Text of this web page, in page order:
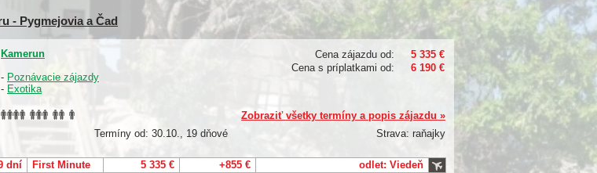
- Pygmejovia a Čad
Cena zájazdu od:
5 335 €
Cena s príplatkami od:
6 190 €
Kamerun
- Poznávacie zájazdy
- Exotika
Zobraziť všetky termíny a popis zájazdu »
Termíny od: 30.10., 19 dňové
Strava: raňajky
dní First Minute 5 335 € +855 €
odlet: Viedeň